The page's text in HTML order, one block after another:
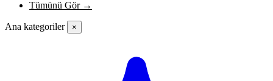
Tümünü Gör →
Ana kategoriler ×